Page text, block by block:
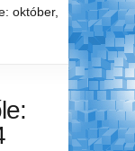
október,